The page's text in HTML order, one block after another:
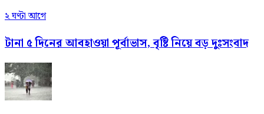
২ ঘণ্টা আগে
টানা ৫ দিনের আবহাওয়া পূর্বাভাস, বৃষ্টি নিয়ে বড় দুঃসংবাদ